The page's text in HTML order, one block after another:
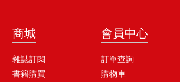
商城
雜誌訂閱
書籍購買
會員中心
訂單查詢
購物車